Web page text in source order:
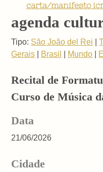
carta/manifesto
agenda
Tipo: São João del Rei |
Gerais
Brasil Mundo
Recital de
Curso de Música
Data
21/06/2026
Cidade